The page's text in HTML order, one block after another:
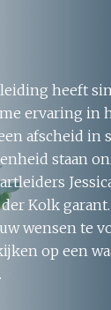
heeft
ervaring in
afscheid in
staan
Kolk
wensen te
op een